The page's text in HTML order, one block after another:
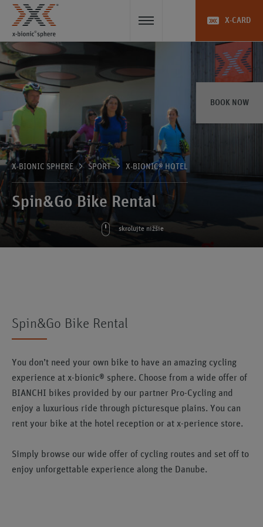
BOOK NOW
X-CARD
X-BIONIC SPHERE ŠPORT X-BIONIC® HOTEL
Spin&Go Bike Rental
skrolujte nižšie
Spin&Go Bike Rental
You don’t need your own bike to have an amazing cycling
experience at x-bionic® sphere. Choose from a wide offer of
BIANCHI bikes provided by our partner Pro-Cycling and
enjoy a luxurious ride through picturesque plains. You can
rent your bike at the hotel reception or at x-perience store.
Simply browse our wide offer of cycling routes and set off to
enjoy unforgettable experience along the Danube.